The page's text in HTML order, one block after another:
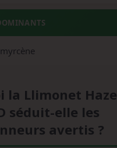
la Llimonet Haze
séduit-elle les
avertis ?